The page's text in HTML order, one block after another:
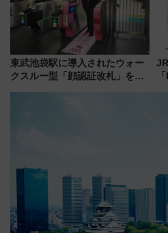
東武池袋駅に導入されたウォー
クスルー型「顔認証改札」を見